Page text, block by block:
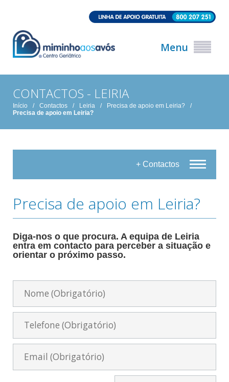
Menu
CONTACTOS - LEIRIA
Início / Contactos / Leiria / Precisa de apoio em Leiria?
/
Precisa de apoio em Leiria?
+ Contactos
Precisa de apoio em Leiria?
Diga-nos o que procura. A equipa de Leiria
entra em contacto para perceber a situação e
orientar o próximo passo.